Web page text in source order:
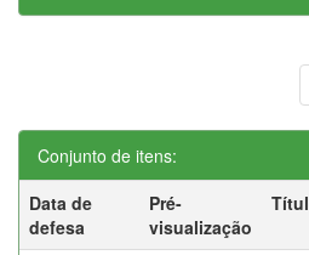
Conjunto de itens:
Data de
defesa
Pré-
visualização